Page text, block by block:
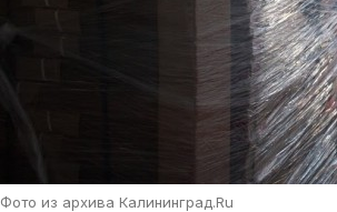
Фото из архива Калининград.Ru